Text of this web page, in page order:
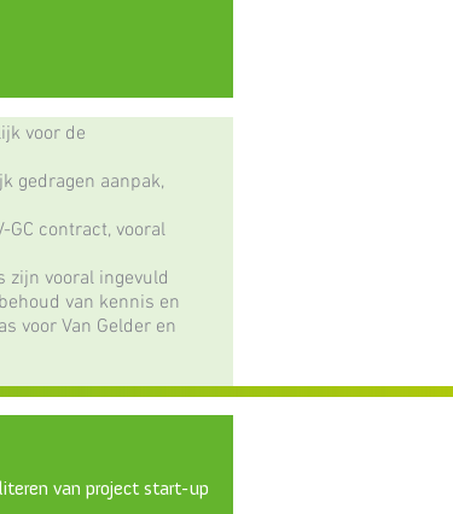
voor de
gedragen aanpak,
contract, vooral
zijn vooral ingevuld
van kennis en
voor Van Gelder en
van project start-up